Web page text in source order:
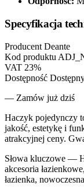
Specyfikacja
Producent Deante
Kod produktu
VAT 23%
Dostępność
— Zamów już dziś
Haczyk pojedynczy
jakość, estetykę i
atrakcyjnej ceny.
Słowa kluczowe —
akcesoria
łazienka,